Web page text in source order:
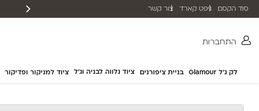
התחברות
לק ג'ל Glamour בניית ציפורנים ציוד נלווה לבניה וג'ל ציוד למניקור ופדיקור
שליח עד הבית תוך 2-5 ימי עסקים סוד הקסם גיפט קארד צור קשר